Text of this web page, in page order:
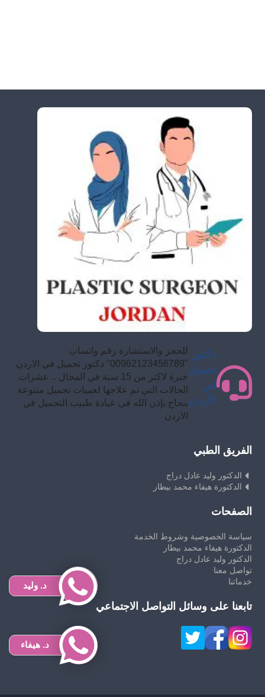
دكتور
تجميل
في
الأردن
للحجز والاستشارة رقم واتساب
"00962123456789" دكتور تجميل في الاردن
خبرة لاكثر من 15 سنة في المجال .. عشرات
الحالات التي تم علاجها لعميات تجميل متنوعة
بنجاح بإذن الله في عيادة طبيب التجميل في
الاردن
الفريق الطبي
الدكتور وليد عادل دراج
الدكتورة هيفاء محمد بيطار
الصفحات
سياسة الخصوصية وشروط الخدمة
الدكتورة هيفاء محمد بيطار
الدكتور وليد عادل دراج
تواصل معنا
خدماتنا
تابعنا على وسائل التواصل الاجتماعي
د. وليد
د. هيفاء